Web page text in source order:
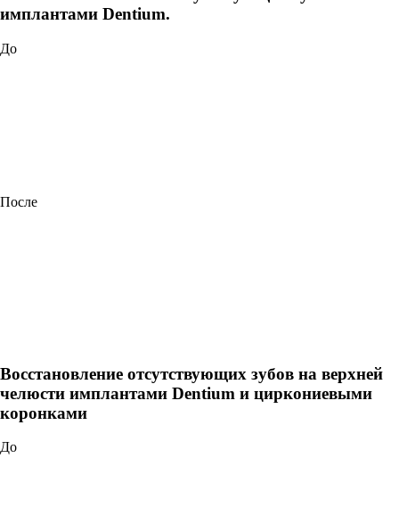
имплантами Dentium.
До
После
Восстановление отсутствующих зубов на верхней
челюсти имплантами Dentium и циркониевыми
коронками
До